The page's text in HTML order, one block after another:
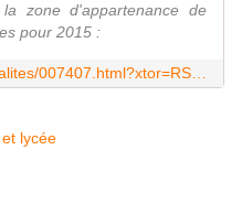
zone d'appartenance de
pour 2015 :
lycée